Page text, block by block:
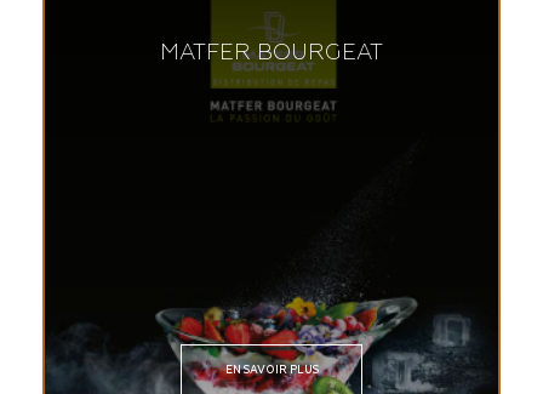
MATFER BOURGEAT
EN SAVOIR PLUS